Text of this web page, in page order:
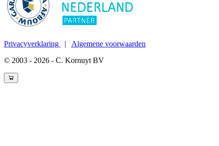
Privacyverklaring | Algemene voorwaarden
© 2003 - 2026 - C. Kornuyt BV